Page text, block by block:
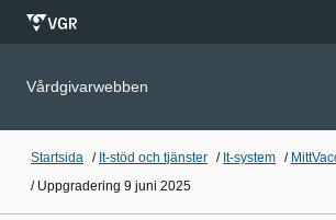
Vårdgivarwebben
Startsida / It-stöd och tjänster / It-system /
/ Uppgradering 9 juni 2025